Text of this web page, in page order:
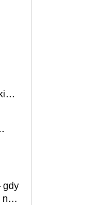
-
gdy
nie